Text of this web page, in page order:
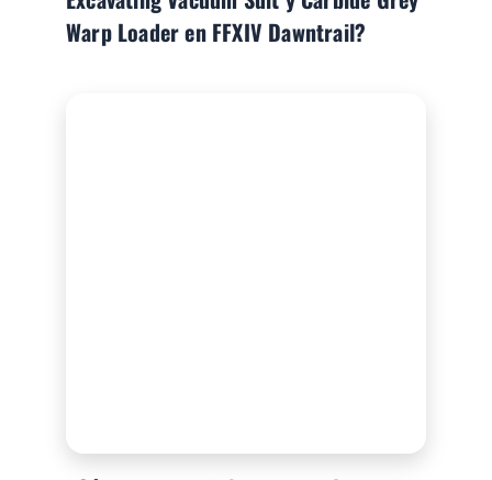
Warp Loader en FFXIV Dawntrail?